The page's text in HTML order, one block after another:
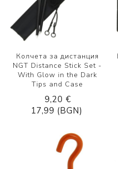
Колчета за дистанция
NGT Distance Stick Set -
With Glow in the Dark
Tips and Case
9,20 €
17,99 (BGN)